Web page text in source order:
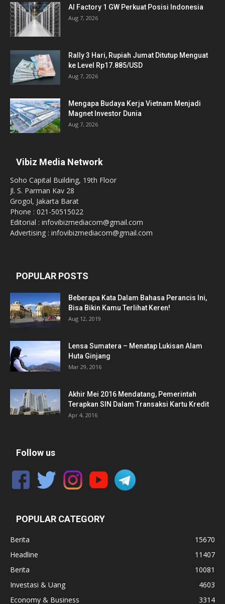
AI Factory 1 GW Perkuat Posisi Indonesia
Aug 7, 2026
Rally 3 Hari, Rupiah Jumat Ditutup Menguat
ke Level Rp17.885/USD
Aug 7, 2026
Mengapa Budaya Kerja Vietnam Menjadi
Magnet Investor Dunia
Aug 7, 2026
Vibiz Media Network
Soho Capital Building, 19th Floor
Jl. S. Parman Kav 28
Grogol, Jakarta Barat
Phone : 021-50515022
Editorial : infovibizmediacom@gmail.com
Advertising : infovibizmediacom@gmail.com
POPULAR POSTS
Beberapa Kata Dalam Bahasa Perancis Ini,
Bisa Bikin Kamu Terlihat Keren!
Aug 12, 2019
Lensa Sumatera – Menatap Lukisan Alam
Huta Ginjang
Mar 29, 2016
Akhir Mei 2016 Mendatang, Pemerintah
Terapkan SIN Dalam Transaksi Kartu Kredit
Apr 4, 2016
Follow us
POPULAR CATEGORY
Berita
15670
Headline
11407
Berita
10081
Investasi & Uang
4603
Economy & Business
3314